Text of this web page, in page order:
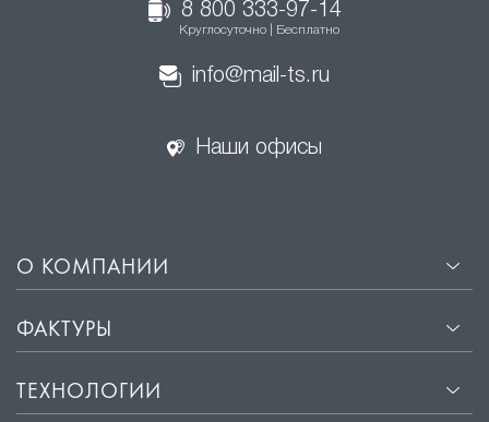
8 800 333-97-14
Круглосуточно | Бесплатно
info@mail-ts.ru
Наши офисы
О КОМПАНИИ
ФАКТУРЫ
ТЕХНОЛОГИИ